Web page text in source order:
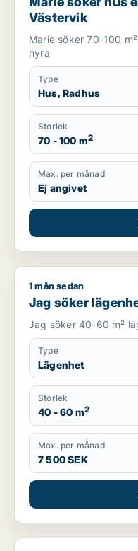
Västervik
Marie söker 70-100
hyra
Type
Hus, Radhus
Storlek
70 - 100 m2
Max. per månad
Ej angivet
Jag söker lägenhet att
1 mån sedan
Jag söker
Jag söker 40-60 m²
Type
Lägenhet
Storlek
40 - 60 m2
Max. per månad
7 500 SEK